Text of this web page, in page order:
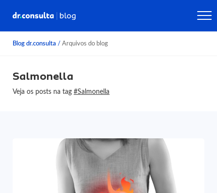
Blog dr.consulta / Arquivos do blog
Salmonella
Veja os posts na tag#Salmonella